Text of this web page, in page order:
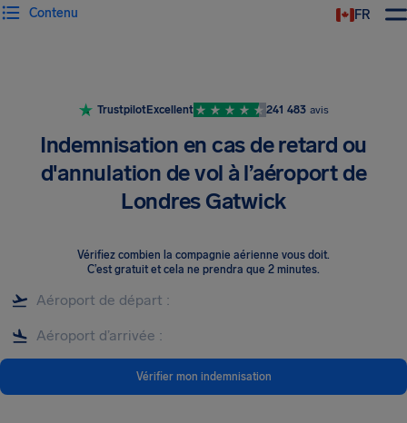
FR
Contenu
TrustpilotExcellent 241 483 avis
Indemnisation en cas de retard ou
d'annulation de vol à l’aéroport de
Londres Gatwick
Vérifiez combien la compagnie aérienne vous doit.
C’est gratuit et cela ne prendra que 2 minutes.
Vérifier mon indemnisation